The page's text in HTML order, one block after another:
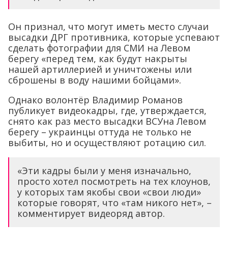
Он признал, что могут иметь место случаи
высадки ДРГ противника, которые успевают
сделать фотографии для СМИ на Левом
берегу «перед тем, как будут накрыты
нашей артиллерией и уничтожены или
сброшены в воду нашими бойцами».
Однако волонтёр Владимир Романов
публикует видеокадры, где, утверждается,
снято как раз место высадки ВСУна Левом
берегу – украинцы оттуда не только не
выбиты, но и осуществляют ротацию сил.
«Эти кадры были у меня изначально,
просто хотел посмотреть на тех клоунов,
у которых там якобы свои «свои люди»
которые говорят, что «там никого нет», –
комментирует видеоряд автор.